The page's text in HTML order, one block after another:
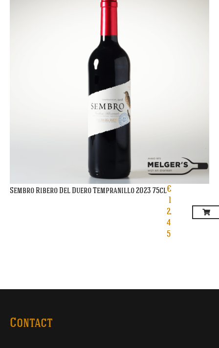
Sembro Ribero Del Duero Tempranillo 2023 75cl€
1
2,
4
5
Contact